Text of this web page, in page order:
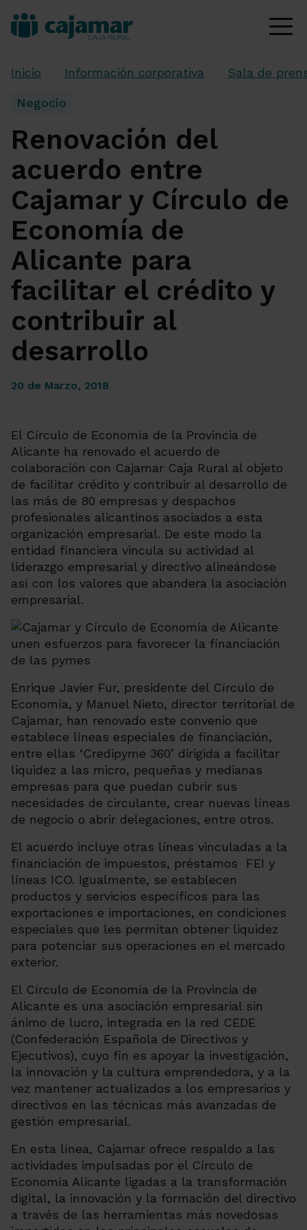
Inicio Información corporativa Sala de
Negocio
Renovación del
acuerdo entre
Cajamar y Círculo de
Economía de
Alicante para
facilitar el crédito y
contribuir al
desarrollo
20 de Marzo, 2018
El Círculo de Economía de la Provincia de
Alicante ha renovado el acuerdo de
colaboración con Cajamar Caja Rural al objeto
de facilitar crédito y contribuir al desarrollo de
las más de 80 empresas y despachos
profesionales alicantinos asociados a esta
organización empresarial. De este modo la
entidad financiera vincula su actividad al
liderazgo empresarial y directivo alineándose
así con los valores que abandera la asociación
empresarial.
Enrique Javier Fur, presidente del Círculo de
Economía, y Manuel Nieto, director territorial de
Cajamar, han renovado este convenio que
establece líneas especiales de financiación,
entre ellas ‘Credipyme 360’ dirigida a facilitar
liquidez a las micro, pequeñas y medianas
empresas para que puedan cubrir sus
necesidades de circulante, crear nuevas líneas
de negocio o abrir delegaciones, entre otros.
El acuerdo incluye otras líneas vinculadas a la
financiación de impuestos, préstamos FEI y
líneas ICO. Igualmente, se establecen
productos y servicios específicos para las
exportaciones e importaciones, en condiciones
especiales que les permitan obtener liquidez
para potenciar sus operaciones en el mercado
exterior.
El Círculo de Economía de la Provincia de
Alicante es una asociación empresarial sin
ánimo de lucro, integrada en la red CEDE
(Confederación Española de Directivos y
Ejecutivos), cuyo fin es apoyar la investigación,
la innovación y la cultura emprendedora, y a la
vez mantener actualizados a los empresarios y
directivos en las técnicas más avanzadas de
gestión empresarial.
En esta línea, Cajamar ofrece respaldo a las
actividades impulsadas por el Círculo de
Economía Alicante ligadas a la transformación
digital, la innovación y la formación del directivo
a través de las herramientas más novedosas